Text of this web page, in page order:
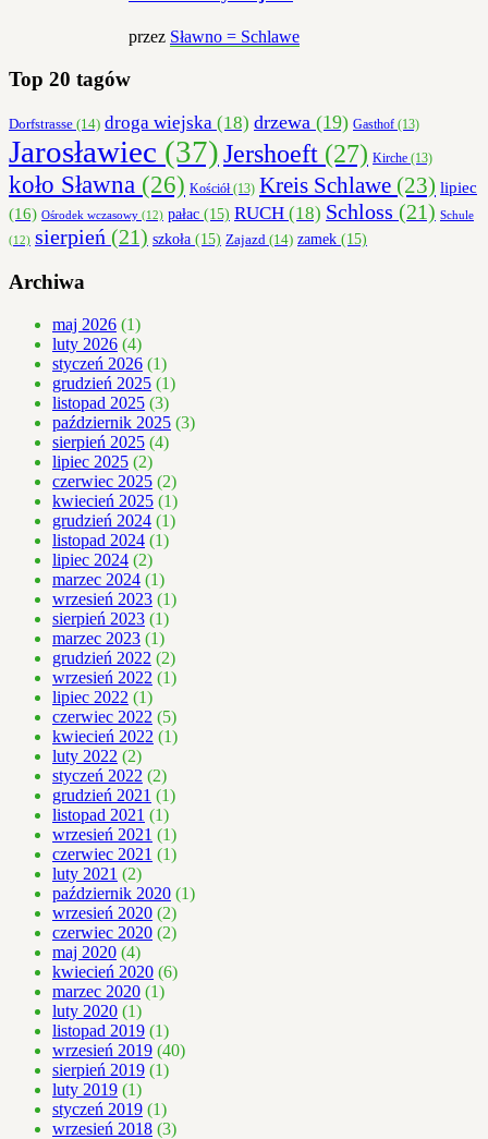
przez Sławno = Schlawe
Top 20 tagów
Dorfstrasse (14) droga wiejska (18) drzewa (19) Gasthof (13)
Jarosławiec (37)Jershoeft (27) Kirche (13)
koło Sławna (26) Kościół(13) Kreis Schlawe (23) lipiec
(16) Ośrodek wczasowy (12) pałac (15) RUCH (18) Schloss (21) Schule
(12) sierpień (21) szkoła (15) Zajazd (14) zamek (15)
Archiwa
maj 2026 (1)
luty 2026 (4)
styczeń 2026 (1)
grudzień 2025 (1)
listopad 2025 (3)
październik 2025 (3)
sierpień 2025 (4)
lipiec 2025 (2)
czerwiec 2025 (2)
kwiecień 2025 (1)
grudzień 2024 (1)
listopad 2024 (1)
lipiec 2024 (2)
marzec 2024 (1)
wrzesień 2023 (1)
sierpień 2023 (1)
marzec 2023 (1)
grudzień 2022 (2)
wrzesień 2022 (1)
lipiec 2022 (1)
czerwiec 2022 (5)
kwiecień 2022 (1)
luty 2022 (2)
styczeń 2022 (2)
grudzień 2021 (1)
listopad 2021 (1)
wrzesień 2021 (1)
czerwiec 2021 (1)
luty 2021 (2)
październik 2020 (1)
wrzesień 2020 (2)
czerwiec 2020 (2)
maj 2020 (4)
kwiecień 2020 (6)
marzec 2020 (1)
luty 2020 (1)
listopad 2019 (1)
wrzesień 2019 (40)
sierpień 2019 (1)
luty 2019 (1)
styczeń 2019 (1)
wrzesień 2018 (3)